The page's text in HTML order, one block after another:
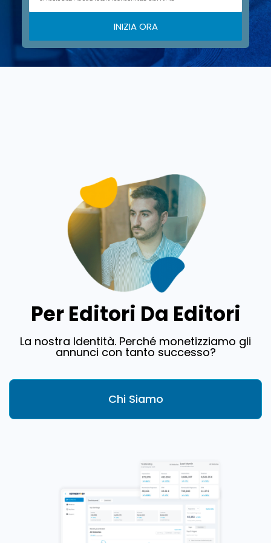
INIZIA ORA
Per Editori Da Editori
La nostra Identità. Perché monetizziamo gli
annunci con tanto successo?
Chi Siamo